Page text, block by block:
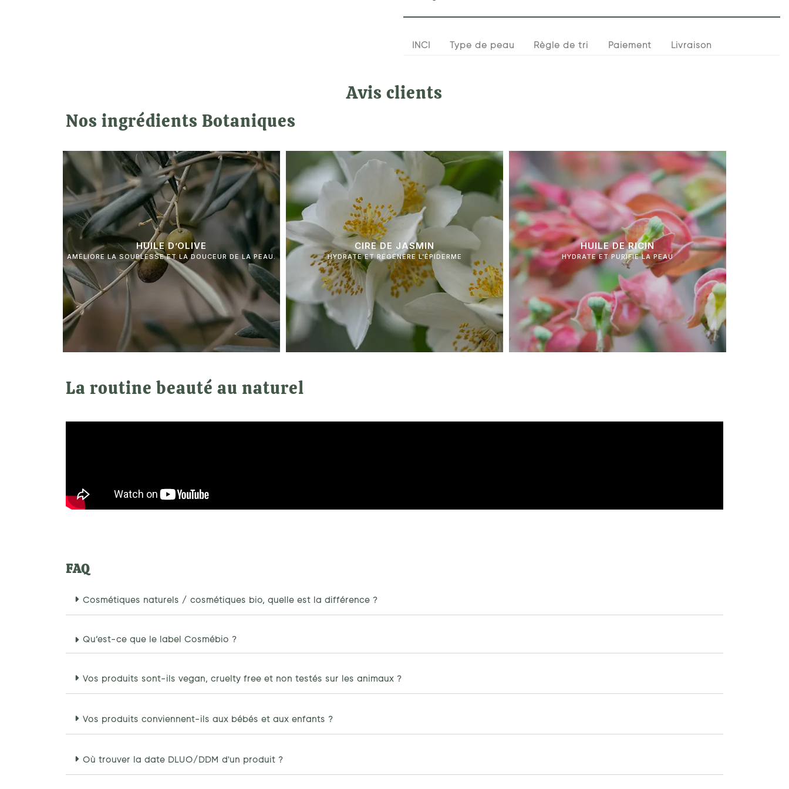
INCI Type de peau Règle de tri Paiement Livraison
Avis clients
Nos ingrédients Botaniques
HUILE D’OLIVE CIRE DE JASMIN HUILE DE RICIN
La routine beauté au naturel
FAQ
Cosmétiques naturels / cosmétiques bio, quelle est la différence ?
Qu’est-ce que le label Cosmébio ?
Vos produits sont-ils vegan, cruelty free et non testés sur les animaux ?
Vos produits conviennent-ils aux bébés et aux enfants ?
Où trouver la date DLUO/DDM d'un produit ?